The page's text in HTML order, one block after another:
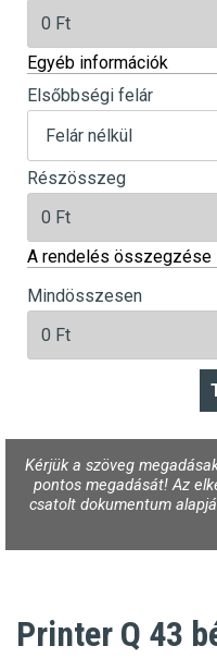
Egyéb információk
Elsőbbségi felár
Részösszeg
A rendelés összegzése
Mindösszesen
Kérjük a szöveg
pontos megadását! Az
csatolt dokumentum
Printer Q 43